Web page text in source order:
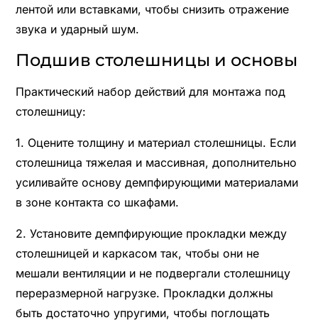
лентой или вставками, чтобы снизить отражение
звука и ударный шум.
Подшив столешницы и основы
Практический набор действий для монтажа под
столешницу:
1. Оцените толщину и материал столешницы. Если
столешница тяжелая и массивная, дополнительно
усиливайте основу демпфирующими материалами
в зоне контакта со шкафами.
2. Установите демпфирующие прокладки между
столешницей и каркасом так, чтобы они не
мешали вентиляции и не подвергали столешницу
переразмерной нагрузке. Прокладки должны
быть достаточно упругими, чтобы поглощать